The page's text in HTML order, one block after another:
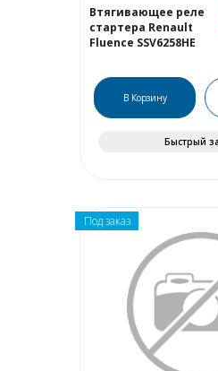
Втягивающее реле
стартера Renault
Fluence SSV6258HE
В Корзину
Быстрый
Под заказ